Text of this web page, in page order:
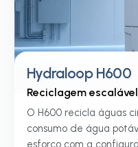
Hydraloop H600
Reciclagem
O H600 recicla águas
consumo de água
esforço com a